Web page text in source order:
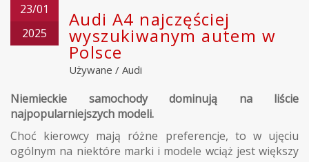
23/01
2025
Audi A4 najczęściej
wyszukiwanym autem w
Polsce
Używane / Audi
Niemieckie samochody dominują na liście
najpopularniejszych modeli.
Choć kierowcy mają różne preferencje, to w ujęciu
ogólnym na niektóre marki i modele wciąż jest większy